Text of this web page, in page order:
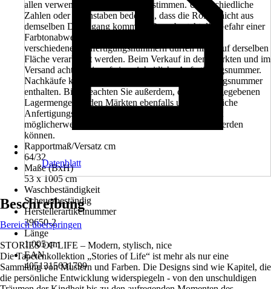
allen verwendeten Rollen übereinstimmen. Unterschiedliche
Zahlen oder Buchstaben bedeuten, dass die Rollen nicht aus
demselben Druckgang kommen. Dann besteht die Gefahr einer
Farbtonabweichung. Tapetenbahnen aus Rollen mit
verschiedenen Anfertigungsnummern dürfen nicht auf derselben
Fläche verarbeitet werden. Beim Verkauf in den Märkten und im
Versand achten wir auf eine einheitliche Anfertigungsnummer.
Nachkäufe können eine unterschiedliche Anfertigungsnummer
enthalten. Bitte beachten Sie außerdem, dass die angegebenen
Lagermengen in den Märkten ebenfalls unterschiedliche
Anfertigungsnummern beinhalten können und somit
möglicherweise nicht in einem Projekt verarbeitet werden
können.
Rapportmaß/Versatz cm
64/32
Maße (BxH)
53 x 1005 cm
Waschbeständigkeit
Scheuerbeständig
Herstellerartikelnummer
39650-2
Länge
1.005 cm
EAN
4051315631799
Datenblatt
Beschreibung
Bereich überspringen
STORIES OF LIFE – Modern, stylisch, nice
Die Tapetenkollektion „Stories of Life“ ist mehr als nur eine
Sammlung von Mustern und Farben. Die Designs sind wie Kapitel, die
die persönliche Entwicklung widerspiegeln - von den unschuldigen